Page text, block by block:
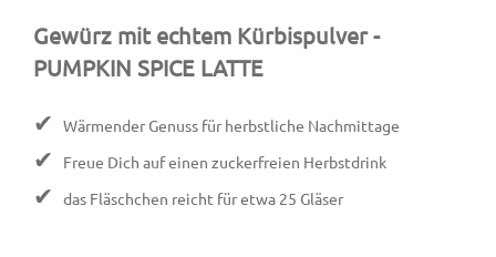
Gewürz mit echtem Kürbispulver-
PUMPKIN SPICE LATTE
✔ Wärmender Genuss für herbstliche Nachmittage
✔ Freue Dich auf einen zuckerfreien Herbstdrink
✔ das Fläschchen reicht für etwa 25 Gläser